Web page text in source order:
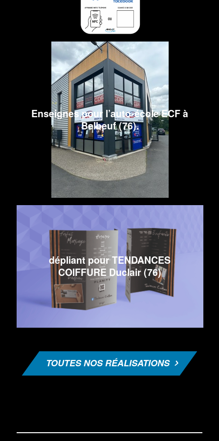
Enseignes pour l’auto-école ECF à
Belbeuf (76).
dépliant pour TENDANCES
COIFFURE Duclair (76)
TOUTES NOS RÉALISATIONS